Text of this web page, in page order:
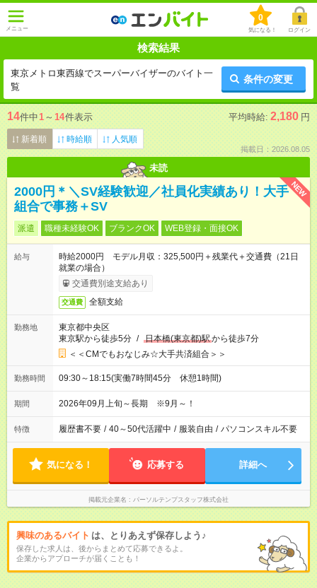
メニュー
0
気になる！ ログイン
検索結果
東京メトロ東西線でスーパーバイザーのバイト一
覧
条件の変更
14件中1 ～ 14件表示 平均時給: 2,180 円
新着順 時給順 人気順
掲載日：2026.08.05
未読
NEW
2000円＊＼SV経験歓迎／社員化実績あり！大手
組合で事務＋SV
派遣 職種未経験OK ブランクOK WEB登録・面接OK
給与
時給2000円 モデル月収：325,500円＋残業代＋交通費（21日
就業の場合）
交通費別途支給あり
交通費 全額支給
勤務地
東京都中央区
東京駅から徒歩5分 / 日本橋(東京都)駅から徒歩7分
＜＜CMでもおなじみ☆大手共済組合＞＞
勤務時間 09:30～18:15(実働7時間45分 休憩1時間)
期間 2026年09月上旬～長期 ※9月～！
特徴 履歴書不要 / 40～50代活躍中 / 服装自由 / パソコンスキル不要
気になる！ 応募する 詳細へ
掲載元企業名 パーソルテンプスタッフ株式会社
興味のあるバイト は、とりあえず保存しよう♪
保存した求人は、後からまとめて応募できるよ。
企業からアプローチが届くことも！